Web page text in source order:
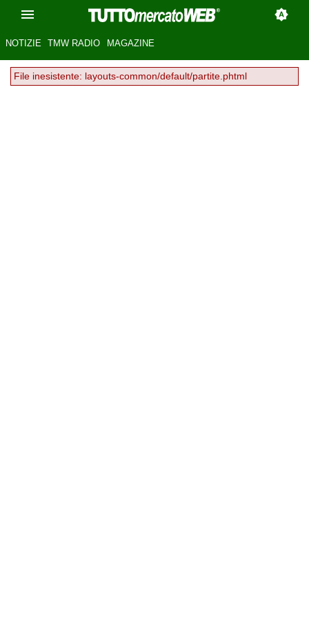
NOTIZIE TMW RADIO MAGAZINE
File inesistente: layouts-common/default/partite.phtml